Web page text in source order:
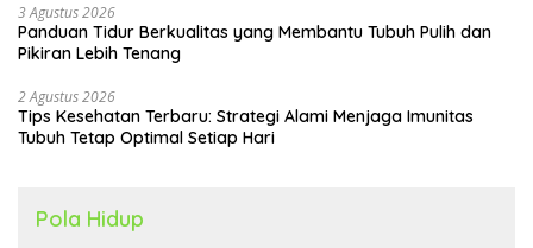
3 Agustus 2026
Panduan Tidur Berkualitas yang Membantu Tubuh Pulih dan
Pikiran Lebih Tenang
2 Agustus 2026
Tips Kesehatan Terbaru: Strategi Alami Menjaga Imunitas
Tubuh Tetap Optimal Setiap Hari
Pola Hidup